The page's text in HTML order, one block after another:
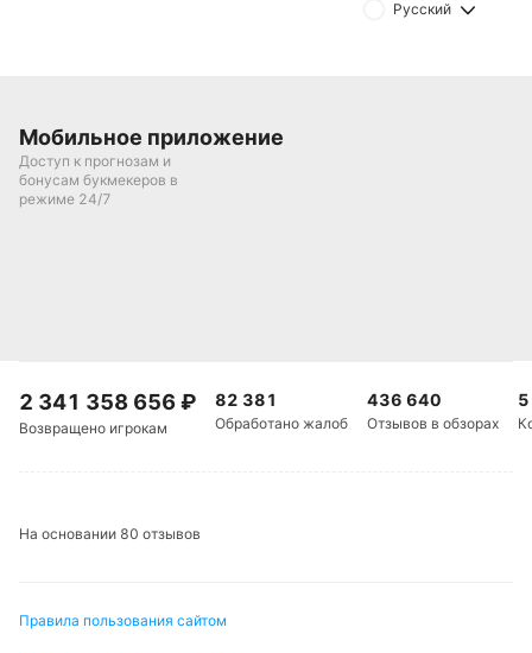
Русский
Мобильное приложение
Доступ к прогнозам и
бонусам букмекеров в
режиме 24/7
2 341 358 656₽
Возвращено игрокам
82 381
Обработано жалоб
436 640
Отзывов в обзорах
На основании 80 отзывов
Правила пользования сайтом